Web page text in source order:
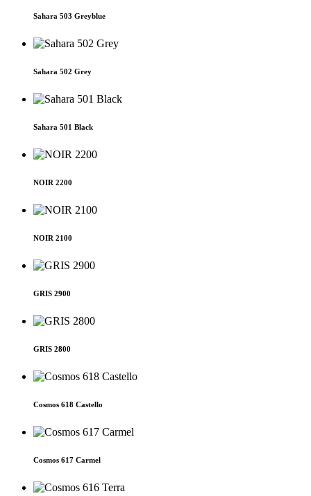
Sahara 503 Greyblue
Sahara 502 Grey
Sahara 501 Black
NOIR 2200
NOIR 2100
GRIS 2900
GRIS 2800
Cosmos 618 Castello
Cosmos 617 Carmel